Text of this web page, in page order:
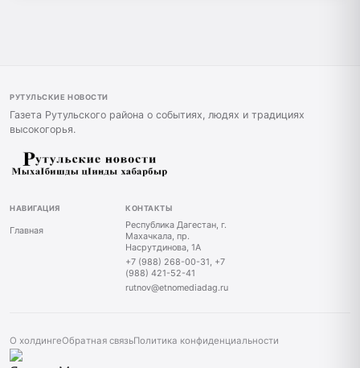
РУТУЛЬСКИЕ НОВОСТИ
Газета Рутульского района о событиях, людях и традициях
высокогорья.
НАВИГАЦИЯ
Главная
КОНТАКТЫ
Республика Дагестан, г.
Махачкала, пр.
Насрутдинова, 1А
+7 (988) 268-00-31, +7
(988) 421-52-41
rutnov@etnomediadag.ru
О холдингеОбратная связьПолитика конфиденциальности